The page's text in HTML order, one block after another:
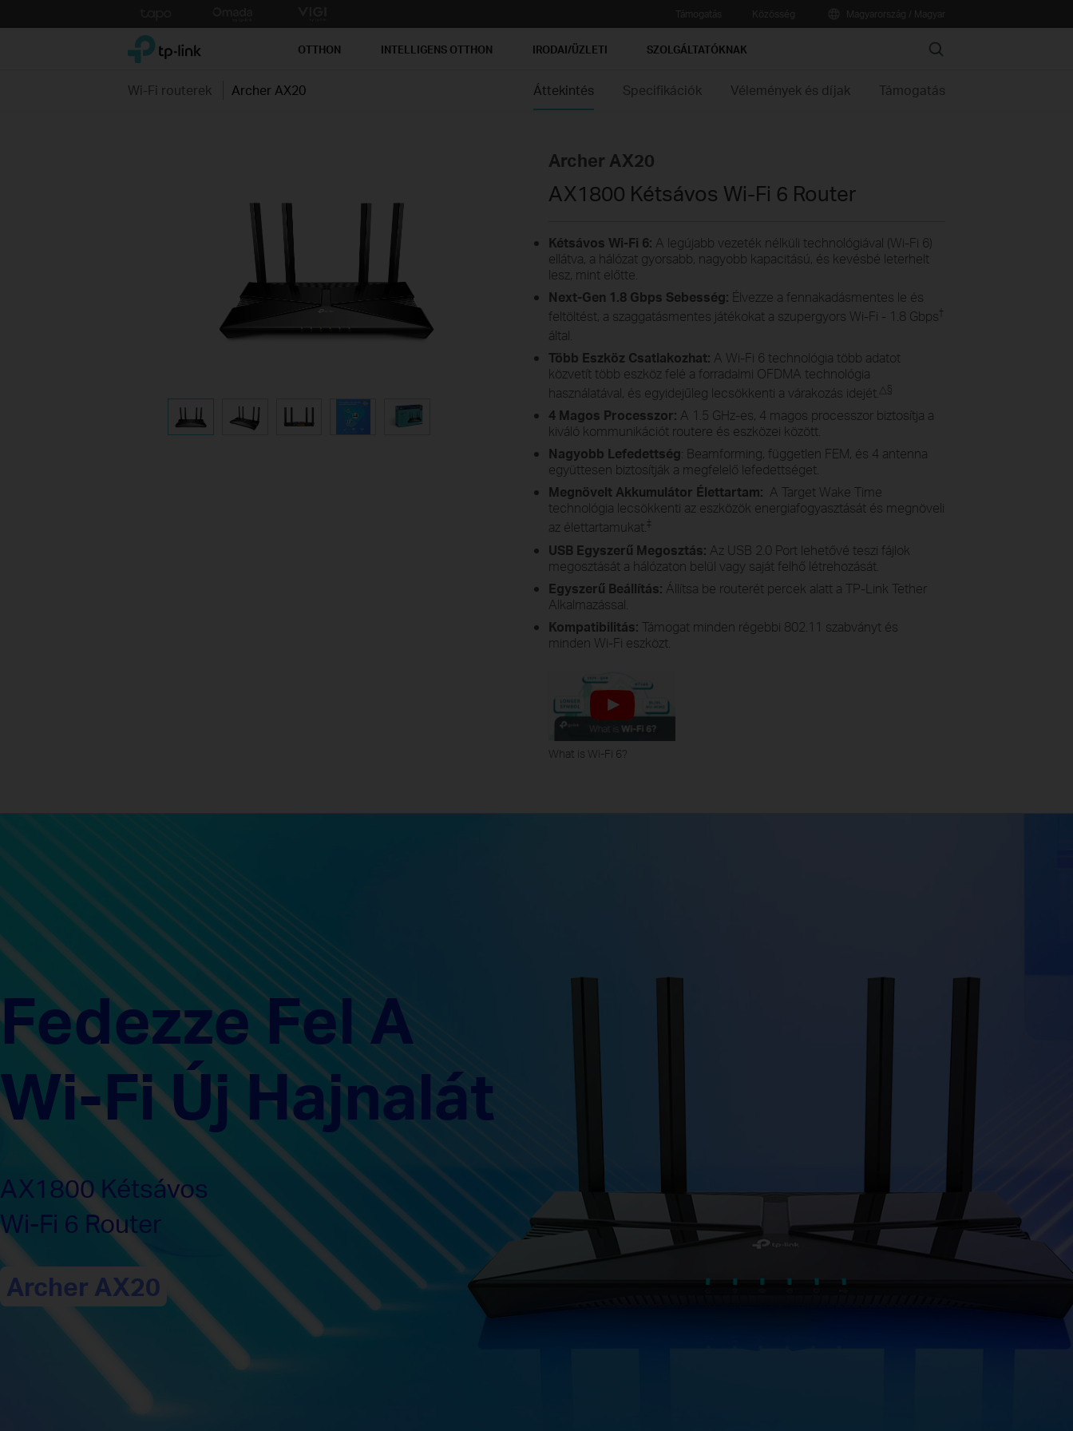
to
TP-Link, Reliably Smart OTTHON INTELLIGENS OTTHON IRODAI/ÜZLETI SZOLGÁLTATÓKNAK Search
Wi-Fi routerek Archer AX20 Áttekintés Specifikációk Vélemények és díjak Támogatás
Archer AX20
AX1800 Kétsávos Wi-Fi 6 Router
Kétsávos Wi-Fi 6: A legújabb vezeték nélküli technológiával (Wi-Fi 6)
ellátva, a hálózat gyorsabb, nagyobb kapacitású, és kevésbé leterhelt
lesz, mint előtte.
Next-Gen 1.8 Gbps Sebesség: Élvezze a fennakadásmentes le és
feltöltést, a szaggatásmentes játékokat a szupergyors Wi-Fi - 1.8 Gbps†
által.
Több Eszköz Csatlakozhat: A Wi-Fi 6 technológia több adatot
közvetít több eszköz felé a forradalmi OFDMA technológia
használatával, és egyidejűleg lecsökkenti a várakozás idejét.
§
4 Magos Processzor: A 1.5 GHz-es, 4 magos processzor biztosítja a
kiváló kommunikációt routere és eszközei között.
Nagyobb Lefedettség: Beamforming, független FEM, és 4 antenna
együttesen biztosítják a megfelelő lefedettséget.
Megnövelt Akkumulátor Élettartam: A Target Wake Time
technológia lecsökkenti az eszközök energiafogyasztását és megnöveli
az élettartamukat.‡
USB Egyszerű Megosztás: Az USB 2.0 Port lehetővé teszi fájlok
megosztását a hálózaton belül vagy saját felhő létrehozását.
Egyszerű Beállítás: Állítsa be routerét percek alatt a TP-Link Tether
Alkalmazással.
Kompatibilitás: Támogat minden régebbi 802.11 szabványt és
minden Wi-Fi eszközt.
What is Wi-Fi 6?
Fedezze Fel A
Wi-Fi Új Hajnalát
AX1800 Kétsávos
Wi-Fi 6 Router
Archer AX20